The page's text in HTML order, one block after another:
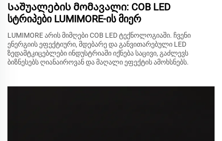
Საშუალების მომავალი: COB LED
სტრიპები LUMIMORE-ის მიერ
LUMIMORE არის მიმღები COB LED ტექნოლოგიაში. ჩვენი
ენერგიის ეფექტიური, მდებარე და განვითარებული LED
ზედამტკიცებლები ინდუსტრიაში იქნება საცივი, გაძლევს
ბიზნესებს ღიანაიროვან და მაღალი ეფექტის ამოხსნებს.